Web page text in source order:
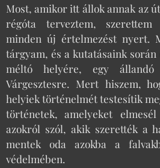
Most, amikor itt állok annak az
régóta terveztem, szerettem
minden új értelmezést nyert.
tárgyam, és a kutatásaink
méltó helyére, egy állandó
Várgesztesre. Mert hiszem,
helyiek történelmét testesítik
történetek, amelyeket
azokról szól, akik szerették a
mentek oda azokba a
védelmében.